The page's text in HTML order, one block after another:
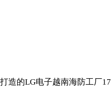
造的LG电子越南海防工